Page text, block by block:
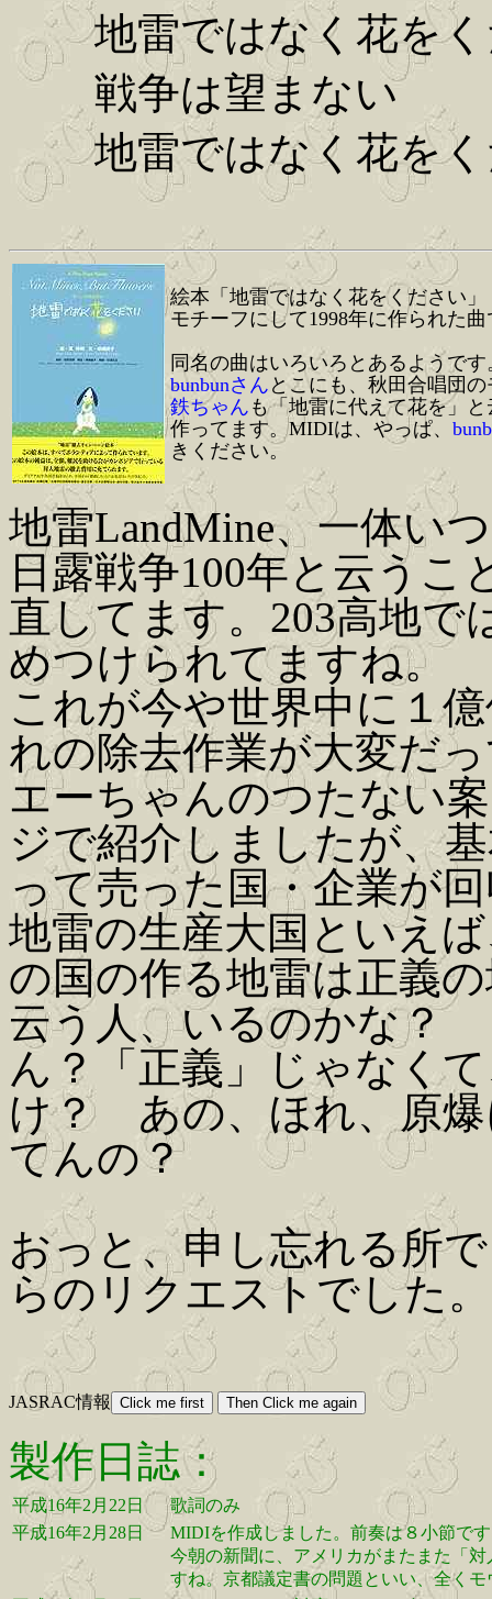
地雷ではなく花をく
戦争は望まない
地雷ではなく花をく
絵本「地雷ではなく花をください
モチーフにして1998年に作られた
同名の曲はいろいろとあるようです
bunbunさん とこにも、秋田合唱団
鉄ちゃん も「地雷に代えて花を」
作ってます。MIDIは、やっぱ、
きください。
地雷LandMine、一体い
日露戦争100年と云う
直してます。203高地で
めつけられてますね。
これが今や世界中に１
れの除去作業が大変だ
エーちゃんのつたない
ジで紹介しましたが、
って売った国・企業が
地雷の生産大国といえ
の国の作る地雷は正義
云う人、いるのかな？
ん？「正義」じゃなく
け？ あの、ほれ、原
てんの？
おっと、申し忘れる所
らのリクエストでした。
JASRAC情報
製作日誌：
平成16年2月22日
歌詞のみ
平成16年2月28日
MIDIを作成しました。前奏は８小節で
今朝の新聞に、アメリカがまたまた「
すね。京都議定書の問題といい、全くモ